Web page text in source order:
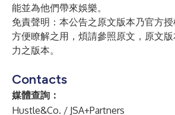
能並為他們帶來娛樂。
免責聲明：本公告之原文版本乃官方
方便瞭解之用，煩請參照原文，原文
力之版本。
Contacts
媒體查詢：
Hustle&Co. / JSA+Partners